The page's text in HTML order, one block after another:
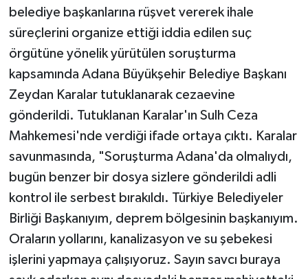
belediye başkanlarına rüşvet vererek ihale
süreçlerini organize ettiği iddia edilen suç
örgütüne yönelik yürütülen soruşturma
kapsamında Adana Büyükşehir Belediye Başkanı
Zeydan Karalar tutuklanarak cezaevine
gönderildi. Tutuklanan Karalar'ın Sulh Ceza
Mahkemesi'nde verdiği ifade ortaya çıktı. Karalar
savunmasında, "Soruşturma Adana'da olmalıydı,
bugün benzer bir dosya sizlere gönderildi adli
kontrol ile serbest bırakıldı. Türkiye Belediyeler
Birliği Başkanıyım, deprem bölgesinin başkanıyım.
Oraların yollarını, kanalizasyon ve su şebekesi
işlerini yapmaya çalışıyoruz. Sayın savcı buraya